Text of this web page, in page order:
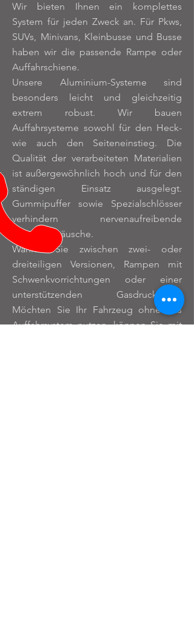
Wir bieten Ihnen ein komplettes
System für jeden Zweck an. Für Pkws,
SUVs, Minivans, Kleinbusse und Busse
haben wir die passende Rampe oder
Auffahrschiene.
Unsere Aluminium-Systeme sind
besonders leicht und gleichzeitig
extrem robust. Wir bauen
Auffahrsysteme sowohl für den Heck-
wie auch den Seiteneinstieg. Die
Qualität der verarbeiteten Materialien
ist außergewöhnlich hoch und für den
ständigen Einsatz ausgelegt.
Gummipuffer sowie Spezialschlösser
verhindern nervenaufreibende
Klappergeräusche.
Wählen Sie zwischen zwei- oder
dreiteiligen Versionen, Rampen mit
Schwenkvorrichtungen oder einer
unterstützenden Gasdruckfeder.
Möchten Sie Ihr Fahrzeug ohne das
Auffahrsystem nutzen, können Sie mit